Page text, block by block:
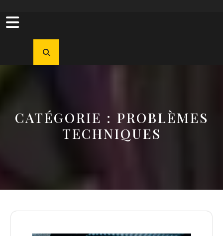
Open
Button
CATÉGORIE : PROBLÈMES
TECHNIQUES